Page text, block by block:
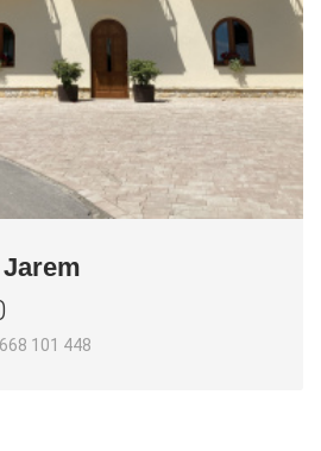
101 448